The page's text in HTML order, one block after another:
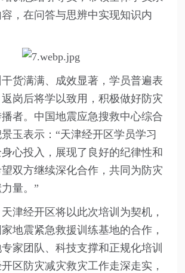
，在问答与思辨中实现知识内
货满满、成效显著，学员普遍表
岗后将学以致用，积极做好防灾
者。中国地震应急搜救中心综合
玉表示：“天津经开区学员学习
心投入，展现了良好的纪律性和
双方继续深化合作，共同为防灾
量。”
津经开区将以此次培训为契机，
地震紧急救援训练基地的合作，
家团队、科技支撑和正规化培训
区防灾减灾救灾工作走深走实，